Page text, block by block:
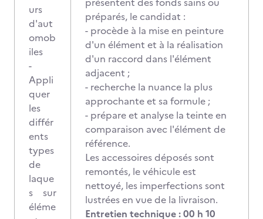
urs
d'aut
omob
iles
-
Appli
quer
les
différ
ents
types
de
laque
s sur
éléme
préparés, le candidat :
- procède à la mise en peinture
d'un élément et à la réalisation
d'un raccord dans l'élément
adjacent ;
- recherche la nuance la plus
approchante et sa formule ;
- prépare et analyse la teinte en
comparaison avec l'élément de
référence.
Les accessoires déposés sont
remontés, le véhicule est
nettoyé, les imperfections sont
lustrées en vue de la livraison.
Entretien technique : 00 h 10